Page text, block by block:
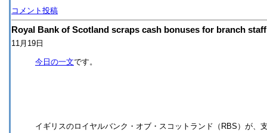
コメント投稿
Royal Bank of Scotland scraps cash bonuses for branch staff
11月19日
今日の一文です。
イギリスのロイヤルバンク・オブ・スコットランド（RBS）が、